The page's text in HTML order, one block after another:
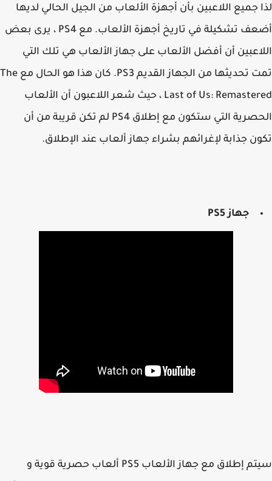
جميع اللاعبين بأن أجهزة الألعاب من الجيل الحالي لديها
أضعف تشكيلة في تاريخ أجهزة الألعاب. مع PS4 ، يرى بعض
أن أفضل الألعاب على جهاز الألعاب هي تلك التي
تمت تحديثها من الجهاز القديم PS3. كان هذا هو الحال مع The
Last of Us: Remastered ، حيث شعر اللاعبون أن الألعاب
الحصرية التي ستكون مع إطلاق PS4 لم تكن قريبة من أن
جذابة لإغرائهم بشراء جهاز ألعاب عند الإطلاق.
جهاز PS5
سيتم إطلاق مع جهاز الألعاب PS5 ألعاب حصرية قوية و